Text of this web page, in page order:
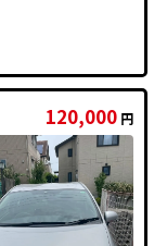
120,000 円